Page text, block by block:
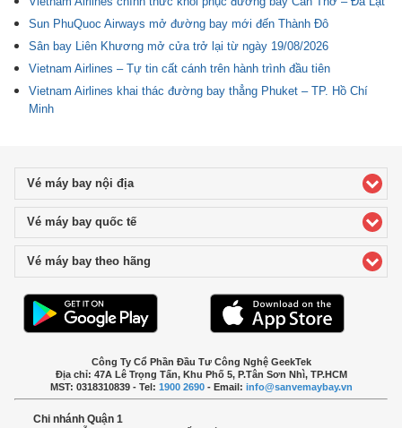
Sun PhuQuoc Airways mở đường bay mới đến Thành Đô
Sân bay Liên Khương mở cửa trở lại từ ngày 19/08/2026
Vietnam Airlines – Tự tin cất cánh trên hành trình đầu tiên
Vietnam Airlines khai thác đường bay thẳng Phuket – TP. Hồ Chí
Minh
Vé máy bay nội địaclick to expand contents
Vé máy bay quốc tếclick to expand contents
Vé máy bay theo hãng
Công Ty Cổ Phần Đầu Tư Công Nghệ GeekTek
Địa chỉ: 47A Lê Trọng Tấn, Khu Phố 5, P.Tân Sơn Nhì, TP.HCM
MST: 0318310839 - Tel: 1900 2690- Email: info@sanvemaybay.vn
Chi nhánh Quận 1